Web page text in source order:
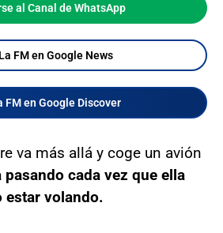
al Canal de WhatsApp
La FM en Google News
FM en Google Discover
va más allá y coge un avión
pasando cada vez que ella
estar volando.